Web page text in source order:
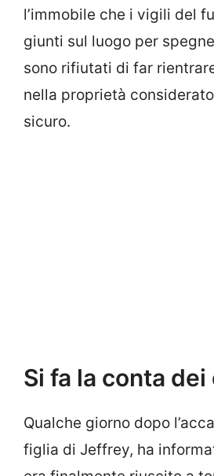
l’immobile che i vigili del
giunti sul luogo per
sono rifiutati di far
nella proprietà
sicuro.
Si fa la conta dei
Qualche giorno dopo
figlia di Jeffrey, ha